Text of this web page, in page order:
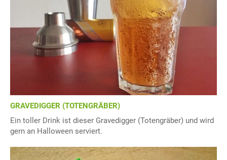
GRAVEDIGGER (TOTENGRÄBER)
Ein toller Drink ist dieser Gravedigger (Totengräber) und wird
gern an Halloween serviert.